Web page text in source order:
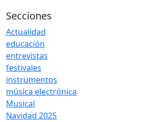
Secciones
Actualidad
educación
entrevistas
festivales
instrumentos
música electrónica
Musical
Navidad 2025